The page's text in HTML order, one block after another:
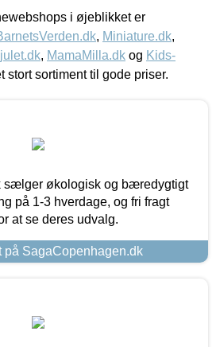
i øjeblikket er
, Miniature.dk,
, MamaMilla.dk og Kids-
stort sortiment til gode priser.
sælger økologisk og bæredygtigt
på 1-3 hverdage, og fri fragt
at se deres udvalg.
på SagaCopenhagen.dk